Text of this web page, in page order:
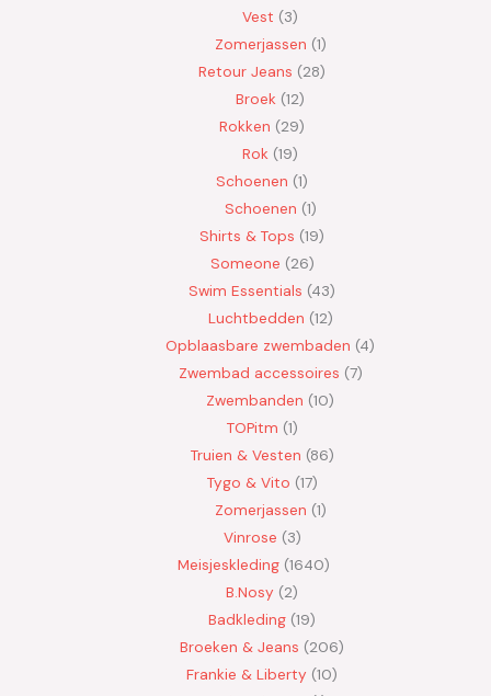
Vest
3
Zomerjassen 1
Retour Jeans
28
Broek 12
Rokken
29
Rok 19
Schoenen 1
Schoenen 1
Shirts & Tops 19
Someone 26
Swim Essentials 43
Luchtbedden 12
Opblaasbare zwembaden 4
Zwembad accessoires 7
Zwembanden 10
TOPitm 1
Truien & Vesten 86
Tygo & Vito 17
Zomerjassen 1
Vinrose 3
Meisjeskleding 1640
B.Nosy
2
Badkleding 19
Broeken & Jeans
206
Frankie & Liberty 10